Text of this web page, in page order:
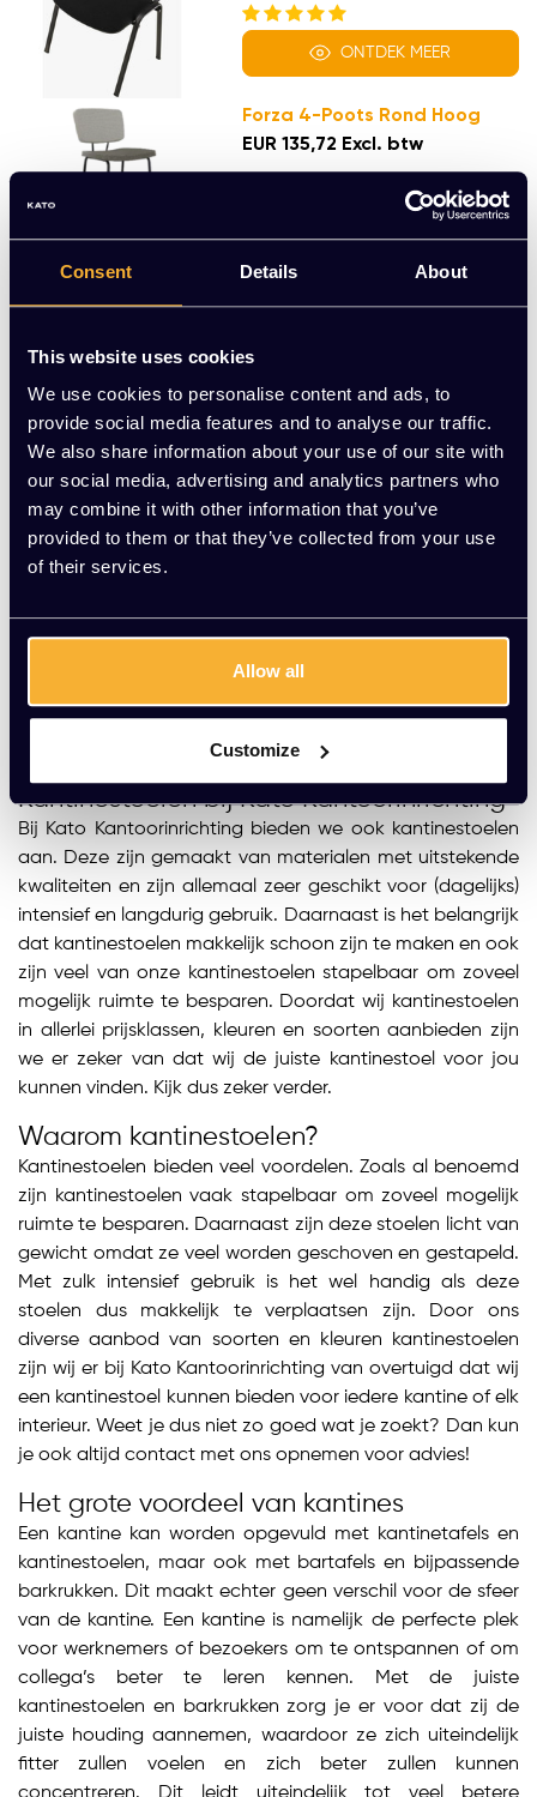
Consent Details About
This website uses cookies
We use cookies to personalise content and ads, to
provide social media features and to analyse our traffic.
We also share information about your use of our site with
our social media, advertising and analytics partners who
may combine it with other information that you’ve
provided to them or that they’ve collected from your use
of their services.
Allow all
Customize
ONTDEK MEER
Forza 4-Poots Rond Hoog
EUR 135,72 Excl. btw
ONTDEK MEER
HAY AAC 20
ONTDEK MEER
HAY AAC 08
EUR 222,00 Excl. btw
ONTDEK MEER
Kantinestoelen bij Kato Kantoorinrichting
Bij Kato Kantoorinrichting bieden we ook kantinestoelen
aan. Deze zijn gemaakt van materialen met uitstekende
kwaliteiten en zijn allemaal zeer geschikt voor (dagelijks)
intensief en langdurig gebruik. Daarnaast is het belangrijk
dat kantinestoelen makkelijk schoon zijn te maken en ook
zijn veel van onze kantinestoelen stapelbaar om zoveel
mogelijk ruimte te besparen. Doordat wij kantinestoelen
in allerlei prijsklassen, kleuren en soorten aanbieden zijn
we er zeker van dat wij de juiste kantinestoel voor jou
kunnen vinden. Kijk dus zeker verder.
Waarom kantinestoelen?
Kantinestoelen bieden veel voordelen. Zoals al benoemd
zijn kantinestoelen vaak stapelbaar om zoveel mogelijk
ruimte te besparen. Daarnaast zijn deze stoelen licht van
gewicht omdat ze veel worden geschoven en gestapeld.
Met zulk intensief gebruik is het wel handig als deze
stoelen dus makkelijk te verplaatsen zijn. Door ons
diverse aanbod van soorten en kleuren kantinestoelen
zijn wij er bij Kato Kantoorinrichting van overtuigd dat wij
een kantinestoel kunnen bieden voor iedere kantine of elk
interieur. Weet je dus niet zo goed wat je zoekt? Dan kun
je ook altijd contact met ons opnemen voor advies!
Het grote voordeel van kantines
Een kantine kan worden opgevuld met kantinetafels en
kantinestoelen, maar ook met bartafels en bijpassende
barkrukken. Dit maakt echter geen verschil voor de sfeer
van de kantine. Een kantine is namelijk de perfecte plek
voor werknemers of bezoekers om te ontspannen of om
collega’s beter te leren kennen. Met de juiste
kantinestoelen en barkrukken zorg je er voor dat zij de
juiste houding aannemen, waardoor ze zich uiteindelijk
fitter zullen voelen en zich beter zullen kunnen